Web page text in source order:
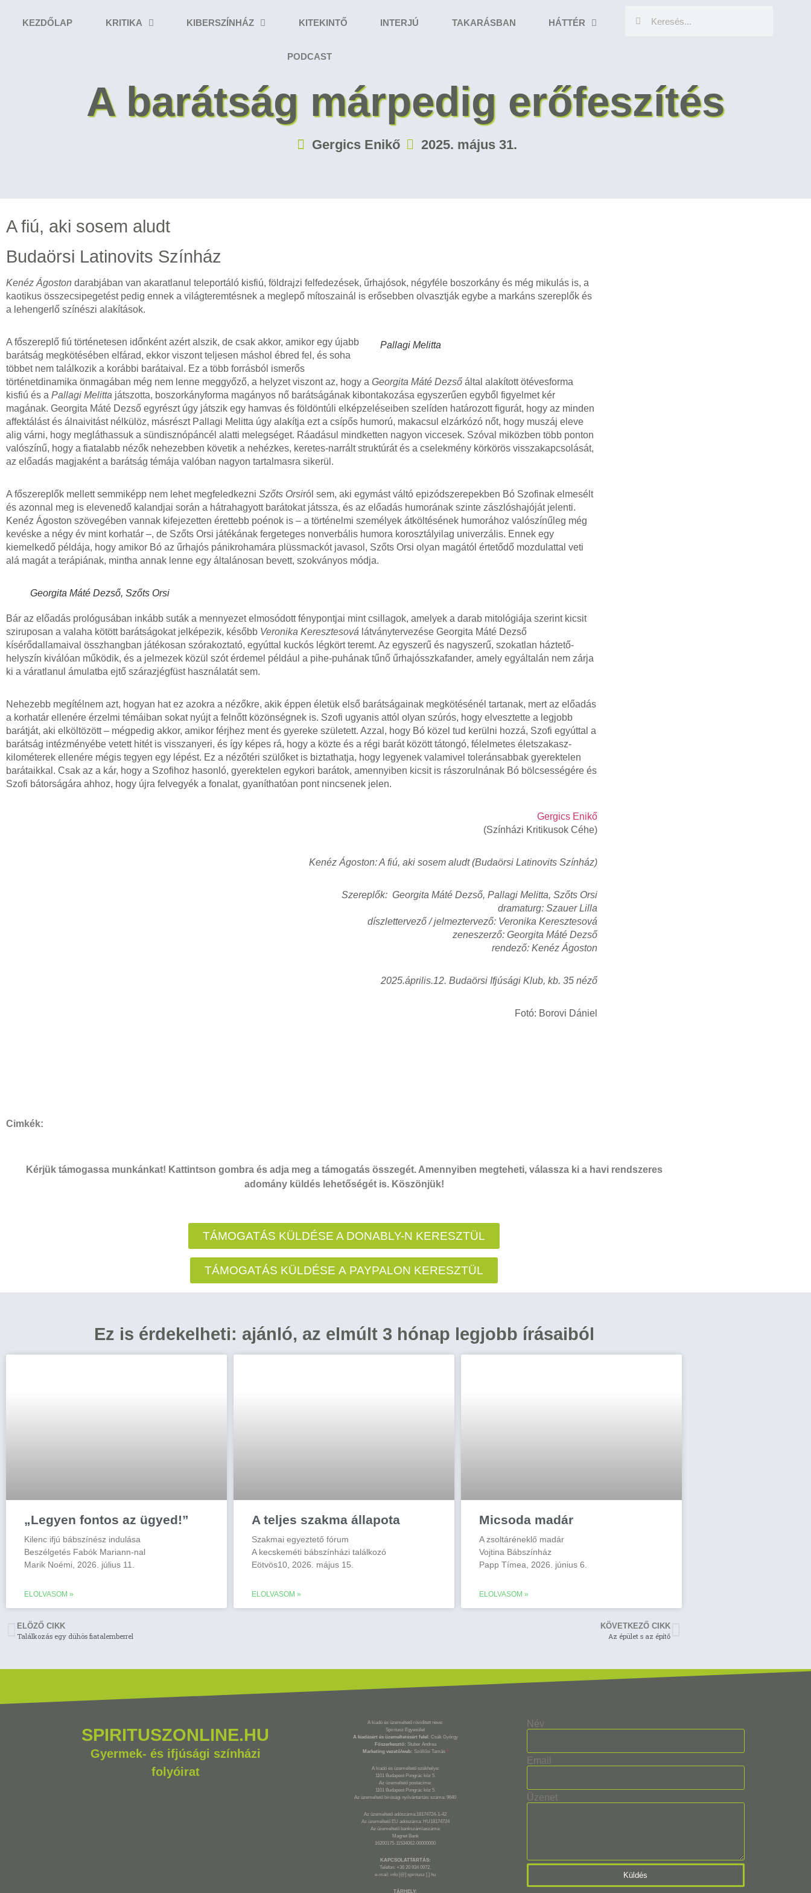
KEZDŐLAP KRITIKA KIBERSZÍNHÁZ KITEKINTŐ INTERJÚ TAKARÁSBAN HÁTTÉR
PODCAST
A barátság márpedig erőfeszítés
Gergics Enikő 2025. május 31.
A fiú, aki sosem aludt
Budaörsi Latinovits Színház
Kenéz Ágoston darabjában van akaratlanul teleportáló kisfiú, földrajzi felfedezések, űrhajósok, négyféle boszorkány és még mikulás is, a
kaotikus összecsipegetést pedig ennek a világteremtésnek a meglepő mítoszainál is erősebben olvasztják egybe a markáns szereplők és
a lehengerlő színészi alakítások.
Pallagi Melitta
A főszereplő fiú történetesen időnként azért alszik, de csak akkor, amikor egy újabb
barátság megkötésében elfárad, ekkor viszont teljesen máshol ébred fel, és soha
többet nem találkozik a korábbi barátaival. Ez a több forrásból ismerős
történetdinamika önmagában még nem lenne meggyőző, a helyzet viszont az, hogy a Georgita Máté Dezső által alakított ötévesforma
kisfiú és a Pallagi Melitta játszotta, boszorkányforma magányos nő barátságának kibontakozása egyszerűen egyből figyelmet kér
magának. Georgita Máté Dezső egyrészt úgy játszik egy hamvas és földöntúli elképzeléseiben szelíden határozott figurát, hogy az minden
affektálást és álnaivitást nélkülöz, másrészt Pallagi Melitta úgy alakítja ezt a csípős humorú, makacsul elzárkózó nőt, hogy muszáj eleve
alig várni, hogy megláthassuk a sündisznópáncél alatti melegséget. Ráadásul mindketten nagyon viccesek. Szóval miközben több ponton
valószínű, hogy a fiatalabb nézők nehezebben követik a nehézkes, keretes-narrált struktúrát és a cselekmény körkörös visszakapcsolását,
az előadás magjaként a barátság témája valóban nagyon tartalmasra sikerül.
A főszereplők mellett semmiképp nem lehet megfeledkezni Szőts Orsiról sem, aki egymást váltó epizódszerepekben Bó Szofinak elmesélt
és azonnal meg is elevenedő kalandjai során a hátrahagyott barátokat játssza, és az előadás humorának szinte zászlóshajóját jelenti.
Kenéz Ágoston szövegében vannak kifejezetten érettebb poénok is – a történelmi személyek átköltésének humorához valószínűleg még
kevéske a négy év mint korhatár –, de Szőts Orsi játékának fergeteges nonverbális humora korosztályilag univerzális. Ennek egy
kiemelkedő példája, hogy amikor Bó az űrhajós pánikrohamára plüssmackót javasol, Szőts Orsi olyan magától értetődő mozdulattal veti
alá magát a terápiának, mintha annak lenne egy általánosan bevett, szokványos módja.
Georgita Máté Dezső, Szőts Orsi
Bár az előadás prológusában inkább suták a mennyezet elmosódott fénypontjai mint csillagok, amelyek a darab mitológiája szerint kicsit
sziruposan a valaha kötött barátságokat jelképezik, később Veronika Keresztesová látványtervezése Georgita Máté Dezső
kísérődallamaival összhangban játékosan szórakoztató, egyúttal kuckós légkört teremt. Az egyszerű és nagyszerű, szokatlan háztető-
helyszín kiválóan működik, és a jelmezek közül szót érdemel például a pihe-puhának tűnő űrhajósszkafander, amely egyáltalán nem zárja
ki a váratlanul ámulatba ejtő szárazjégfüst használatát sem.
Nehezebb megítélnem azt, hogyan hat ez azokra a nézőkre, akik éppen életük első barátságainak megkötésénél tartanak, mert az előadás
a korhatár ellenére érzelmi témáiban sokat nyújt a felnőtt közönségnek is. Szofi ugyanis attól olyan szúrós, hogy elvesztette a legjobb
barátját, aki elköltözött – mégpedig akkor, amikor férjhez ment és gyereke született. Azzal, hogy Bó közel tud kerülni hozzá, Szofi egyúttal a
barátság intézményébe vetett hitét is visszanyeri, és így képes rá, hogy a közte és a régi barát között tátongó, félelmetes életszakasz-
kilométerek ellenére mégis tegyen egy lépést. Ez a nézőtéri szülőket is biztathatja, hogy legyenek valamivel toleránsabbak gyerektelen
barátaikkal. Csak az a kár, hogy a Szofihoz hasonló, gyerektelen egykori barátok, amennyiben kicsit is rászorulnának Bó bölcsességére és
Szofi bátorságára ahhoz, hogy újra felvegyék a fonalat, gyaníthatóan pont nincsenek jelen.
Gergics Enikő
(Színházi Kritikusok Céhe)
Kenéz Ágoston: A fiú, aki sosem aludt (Budaörsi Latinovits Színház)
Szereplők: Georgita Máté Dezső, Pallagi Melitta, Szőts Orsi
dramaturg: Szauer Lilla
díszlettervező / jelmeztervező: Veronika Keresztesová
zeneszerző: Georgita Máté Dezső
rendező: Kenéz Ágoston
2025.április.12. Budaörsi Ifjúsági Klub, kb. 35 néző
Fotó: Borovi Dániel
Cimkék:
Kérjük támogassa munkánkat! Kattintson gombra és adja meg a támogatás összegét. Amennyiben megteheti, válassza ki a havi rendszeres
adomány küldés lehetőségét is. Köszönjük!
TÁMOGATÁS KÜLDÉSE A DONABLY-N KERESZTÜL
TÁMOGATÁS KÜLDÉSE A PAYPALON KERESZTÜL
Ez is érdekelheti: ajánló, az elmúlt 3 hónap legjobb írásaiból
„Legyen fontos az ügyed!”
Kilenc ifjú bábszínész indulása
Beszélgetés Fabók Mariann-nal
Marik Noémi, 2026. július 11.
ELOLVASOM »
A teljes szakma állapota
Szakmai egyeztető fórum
A kecskeméti bábszínházi találkozó
Eötvös10, 2026. május 15.
ELOLVASOM »
Micsoda madár
A zsoltáréneklő madár
Vojtina Bábszínház
Papp Tímea, 2026. június 6.
ELOLVASOM »
ELÖZŐ CIKK
Találkozás egy dühös fiatalemberrel
KÖVETKEZŐ CIKK
Az épület s az építő
SPIRITUSZONLINE.HU
Gyermek- és ifjúsági színházi
folyóirat
A kiadó és üzemeltető rövidített neve:
Spiritusz Egyesület
A kiadásért és üzemeltetésért felel: Csák György
Főszerkesztő: Stuber Andrea
Marketing vezető/web: Szöllősi Tamás *
A kiadó és üzemeltető székhelye:
1101 Budapest Pongrác köz 5.
Az üzemeltető postacíme:
1101 Budapest Pongrác köz 5.
Az üzemeltető bírósági nyilvántartási száma: 9640
Az üzemeltető adószáma:18174724-1-42
Az üzemeltető EU adószáma: HU18174724
Az üzemeltető bankszámlaszáma:
Magnet Bank
16200175-11534062-00000000
KAPCSOLATTARTÁS:
Telefon: +36 20 934 0972,
e-mail: info [@] spiritusz [.] hu
TÁRHELY:
Név
Email
Üzenet
Küldés